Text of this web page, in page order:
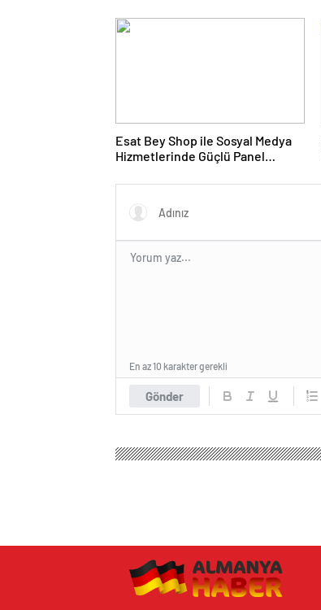
Esat Bey Shop ile Sosyal Medya
Hizmetlerinde Güçlü Panel
Gönder
En az 10 karakter gerekli